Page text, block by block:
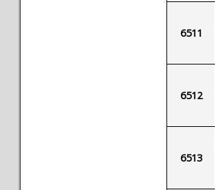
6511
6512
6513